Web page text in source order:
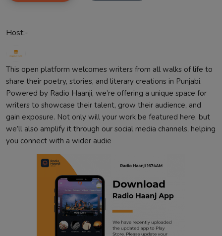
Host:-
This open platform welcomes writers from all walks of life to
share their poetry, stories, and literary creations in Punjabi.
Powered by Radio Haanji, we’re offering a unique space for
writers to showcase their talent, grow their audience, and
gain exposure. Not only will your work be featured here, but
we’ll also amplify it through our social media channels, helping
you connect with a wider audie